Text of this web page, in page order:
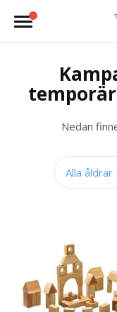
Nedan
Alla åldrar